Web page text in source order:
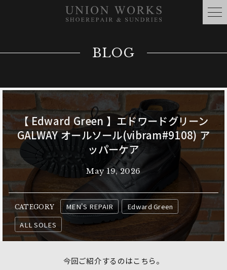
BLOG
【 Edward Green 】エドワードグリーン
GALWAY オールソール(vibram#9108) ア
ッパーケア
May 19, 2026
CATEGORY MEN'S REPAIR
Edward Green
ALL SOLES
今回ご紹介するのはこちら。